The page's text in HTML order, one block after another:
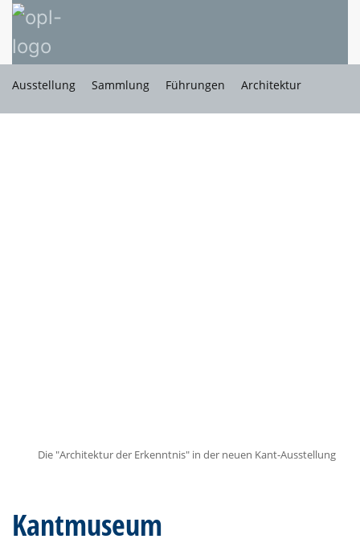
Ausstellung Sammlung Führungen Architektur
Die "Architektur der Erkenntnis" in der neuen Kant-Ausstellung
Kantmuseum